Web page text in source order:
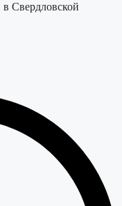
Свердловской